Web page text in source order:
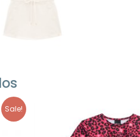
Sale!